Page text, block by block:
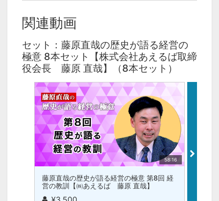
関連動画
セット：藤原直哉の歴史が語る経営の
極意 8本セット【株式会社あえるば取締
役会長 藤原 直哉】（8本セット）
58:16
藤原直哉の歴史が語る経営の極意 第8回 経
営の教訓【㈱あえるば 藤原 直哉】